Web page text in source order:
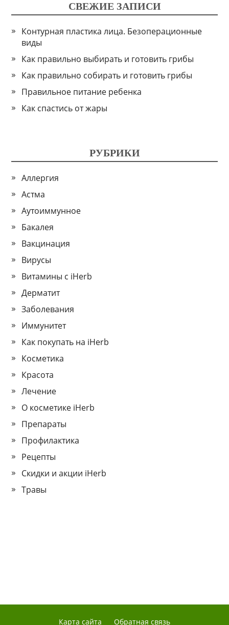
СВЕЖИЕ ЗАПИСИ
Контурная пластика лица. Безоперационные
виды
Как правильно выбирать и готовить грибы
Как правильно собирать и готовить грибы
Правильное питание ребенка
Как спастись от жары
РУБРИКИ
Аллергия
Астма
Аутоиммунное
Бакалея
Вакцинация
Вирусы
Витамины с iHerb
Дерматит
Заболевания
Иммунитет
Как покупать на iHerb
Косметика
Красота
Лечение
О косметике iHerb
Препараты
Профилактика
Рецепты
Скидки и акции iHerb
Травы
Карта сайта Обратная связь